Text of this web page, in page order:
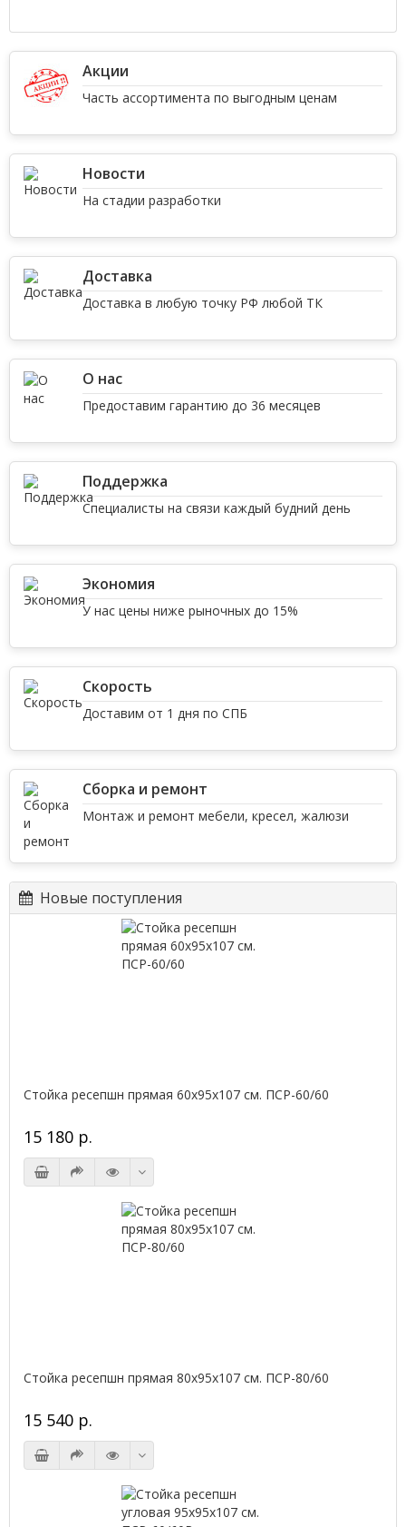
Акции
Часть ассортимента по выгодным ценам
Новости
На стадии разработки
Доставка
Доставка в любую точку РФ любой ТК
О нас
Предоставим гарантию до 36 месяцев
Поддержка
Специалисты на связи каждый будний день
Экономия
У нас цены ниже рыночных до 15%
Скорость
Доставим от 1 дня по СПБ
Сборка и ремонт
Монтаж и ремонт мебели, кресел, жалюзи
Новые поступления
Стойка ресепшн прямая 60х95х107 см. ПСР-60/60
15 180 р.
Стойка ресепшн прямая 80х95х107 см. ПСР-80/60
15 540 р.